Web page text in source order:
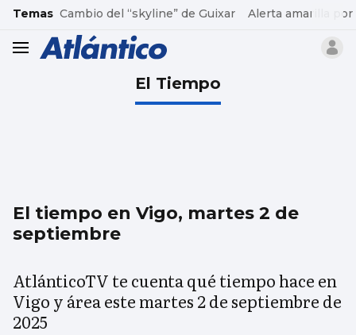
common.go-to-content
Temas Cambio del “skyline” de Guixar Alerta amarilla por
header.menu.open
El Tiempo
El tiempo en Vigo, martes 2 de
septiembre
AtlánticoTV te cuenta qué tiempo hace en
Vigo y área este martes 2 de septiembre de
2025